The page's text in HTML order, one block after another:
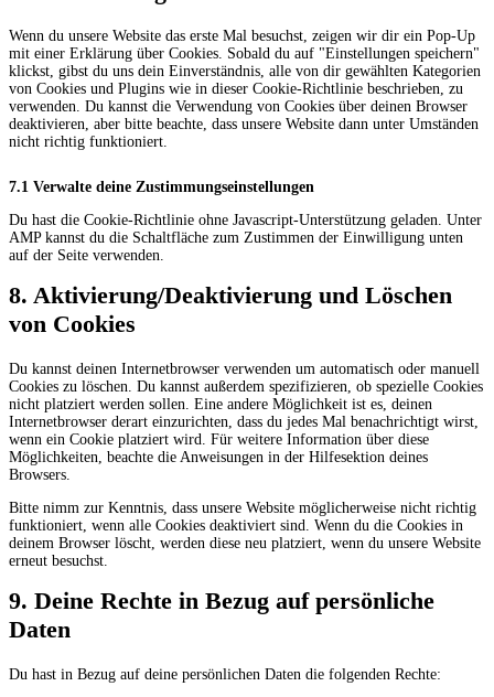
Wenn du unsere Website das erste Mal besuchst, zeigen wir dir ein Pop-Up
mit einer Erklärung über Cookies. Sobald du auf "Einstellungen speichern"
klickst, gibst du uns dein Einverständnis, alle von dir gewählten Kategorien
von Cookies und Plugins wie in dieser Cookie-Richtlinie beschrieben, zu
verwenden. Du kannst die Verwendung von Cookies über deinen Browser
deaktivieren, aber bitte beachte, dass unsere Website dann unter Umständen
nicht richtig funktioniert.
7.1 Verwalte deine Zustimmungseinstellungen
Du hast die Cookie-Richtlinie ohne Javascript-Unterstützung geladen. Unter
AMP kannst du die Schaltfläche zum Zustimmen der Einwilligung unten
auf der Seite verwenden.
8. Aktivierung/Deaktivierung und Löschen
von Cookies
Du kannst deinen Internetbrowser verwenden um automatisch oder manuell
Cookies zu löschen. Du kannst außerdem spezifizieren, ob spezielle Cookies
nicht platziert werden sollen. Eine andere Möglichkeit ist es, deinen
Internetbrowser derart einzurichten, dass du jedes Mal benachrichtigt wirst,
wenn ein Cookie platziert wird. Für weitere Information über diese
Möglichkeiten, beachte die Anweisungen in der Hilfesektion deines
Browsers.
Bitte nimm zur Kenntnis, dass unsere Website möglicherweise nicht richtig
funktioniert, wenn alle Cookies deaktiviert sind. Wenn du die Cookies in
deinem Browser löscht, werden diese neu platziert, wenn du unsere Website
erneut besuchst.
9. Deine Rechte in Bezug auf persönliche
Daten
Du hast in Bezug auf deine persönlichen Daten die folgenden Rechte: